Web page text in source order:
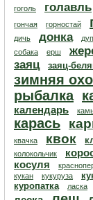
гоголь голавль
гончая горностай
дичь донка
собака
ерш
заяц заяц-
зимняя
рыбалка
календарь
карась
квачка квок
колокольчик
косуля
кукан
кукуруза
куропатка
ласка